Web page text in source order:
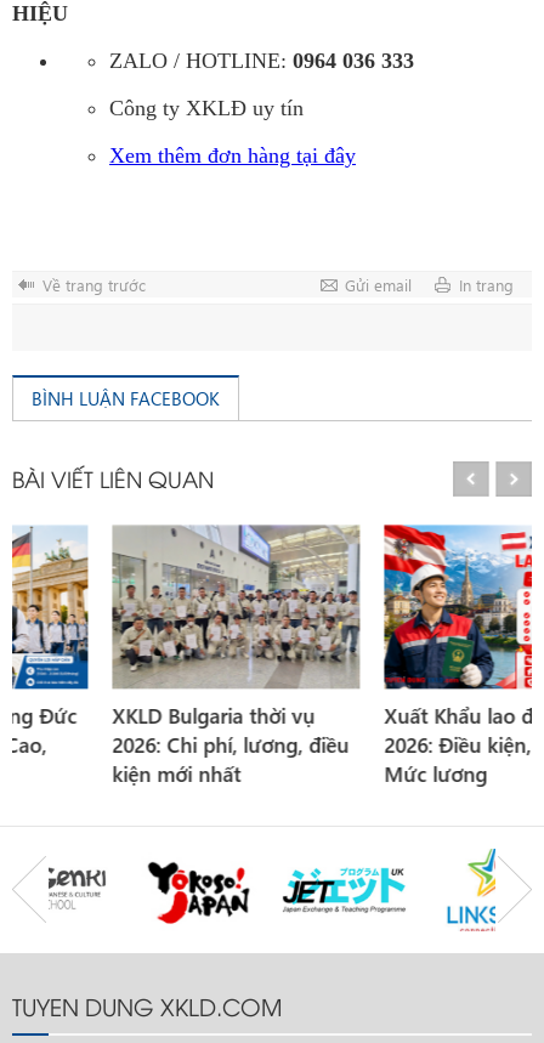
HIỆU
ZALO / HOTLINE: 0964 036 333
Công ty XKLĐ uy tín
Xem thêm đơn hàng tại đây
Về trang trước Gửi email In trang
BÌNH LUẬN FACEBOOK
BÀI VIẾT LIÊN QUAN
XKLD Bulgaria thời vụ
2026: Chi phí, lương, điều
kiện mới nhất
Xuất Khẩu lao động Áo
2026: Điều kiện, Chi phí,
Mức lương
TUYEN DUNG XKLD.COM